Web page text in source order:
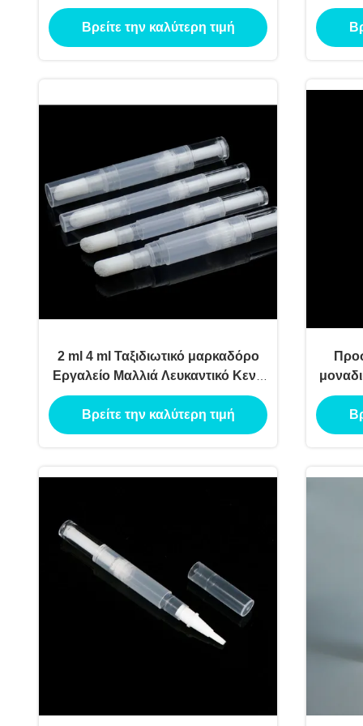
υγρό concealer πένα σωλήνα
σημείο ακμή πένα υπνωτικό τζελ
συσκευασία
Βρείτε την καλύτερη τιμή
2 ml 4 ml Ταξιδιωτικό μαρκαδόρο
Εργαλείο Μαλλιά Λευκαντικό Κενό
Στυλό Στροφή Σημείο Νυχιών
Πετσέτα Πετρελαίου
Επαναγεμιστέα Φιαλίδια υγρού
Βρείτε την καλύτερη τιμή